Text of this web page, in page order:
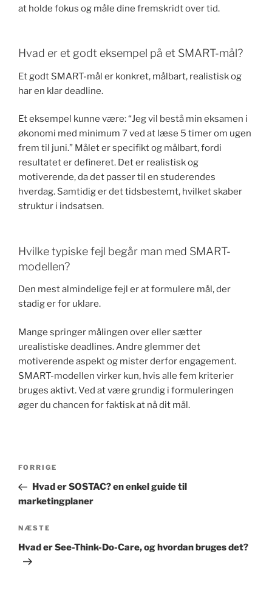
at holde fokus og måle dine fremskridt over tid.
Hvad er et godt eksempel på et SMART-mål?
Et godt SMART-mål er konkret, målbart, realistisk og
har en klar deadline.
Et eksempel kunne være: “Jeg vil bestå min eksamen i
økonomi med minimum 7 ved at læse 5 timer om ugen
frem til juni.” Målet er specifikt og målbart, fordi
resultatet er defineret. Det er realistisk og
motiverende, da det passer til en studerendes
hverdag. Samtidig er det tidsbestemt, hvilket skaber
struktur i indsatsen.
Hvilke typiske fejl begår man med SMART-
modellen?
Den mest almindelige fejl er at formulere mål, der
stadig er for uklare.
Mange springer målingen over eller sætter
urealistiske deadlines. Andre glemmer det
motiverende aspekt og mister derfor engagement.
SMART-modellen virker kun, hvis alle fem kriterier
bruges aktivt. Ved at være grundig i formuleringen
øger du chancen for faktisk at nå dit mål.
Indlægsnavigation
Forrige
indlæg
FORRIGE
Hvad er SOSTAC? en enkel guide til
marketingplaner
Næste
indlæg
NÆSTE
Hvad er See-Think-Do-Care, og hvordan bruges det?